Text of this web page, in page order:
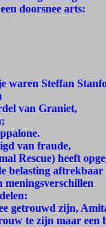
doorsnee arts:
waren Steffan
van Graniet,
van fraude,
Rescue) heeft
belasting
getrouwd zijn,
te zijn maar een